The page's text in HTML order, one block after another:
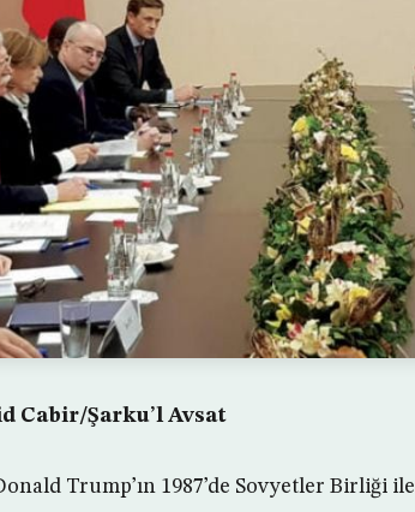
Cabir/Şarku’l Avsat
Trump’ın 1987’de Sovyetler Birliği